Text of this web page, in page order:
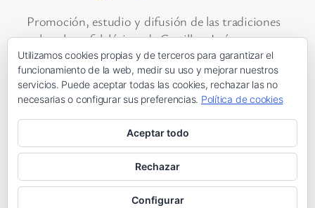
Promoción, estudio y difusión de las tradiciones
culturales y folclóricas de Castilla y León
EventosNoticiasEncuentro de pandereteras
Política de privacidad·Política de cookies
Diseñado enWordPressporEstudio Nexos.
Utilizamos cookies propias y de terceros para garantizar el
funcionamiento de la web, medir su uso y mejorar nuestros
servicios. Puede aceptar todas las cookies, rechazar las no
necesarias o configurar sus preferencias. Política de cookies
Aceptar todo
Rechazar
Configurar